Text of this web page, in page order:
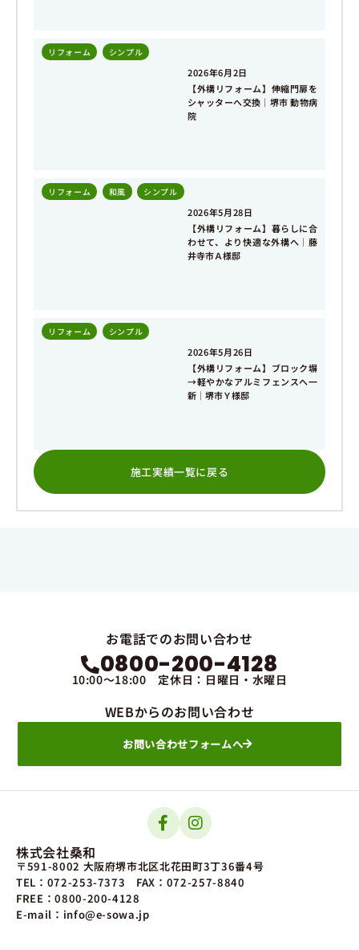
リフォーム シンプル
2026年6月2日
【外構リフォーム】伸縮門扉を
シャッターへ交換｜堺市 動物病
院
リフォーム 和風 , シンプル
2026年5月28日
【外構リフォーム】暮らしに合
わせて、より快適な外構へ｜藤
井寺市Ａ様邸
リフォーム シンプル
2026年5月26日
【外構リフォーム】ブロック塀
→軽やかなアルミフェンスへ一
新｜堺市Ｙ様邸
施工実績一覧に戻る
お電話でのお問い合わせ
0800-200-4128
10:00～18:00 定休日：日曜日・水曜日
WEBからのお問い合わせ
お問い合わせフォームへ
株式会社桑和
〒591-8002 大阪府堺市北区北花田町3丁36番4号
TEL：072-253-7373 FAX：072-257-8840
FREE：0800-200-4128
E-mail：info@e-sowa.jp